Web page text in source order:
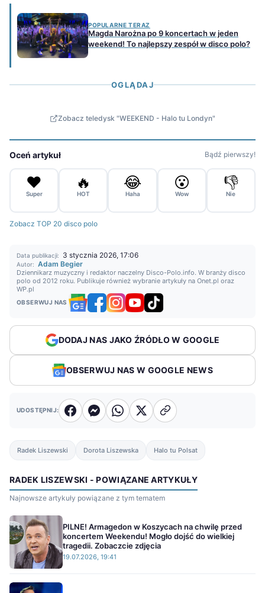
POPULARNE TERAZ
Magda Narożna po 9 koncertach w jeden
weekend! To najlepszy zespół w disco polo?
OGLĄDAJ
Zobacz teledysk "WEEKEND - Halo tu Londyn"
Oceń artykuł Bądź pierwszy!
❤️
Super
🔥
HOT
😂
Haha
😮
Wow
👎
Nie
Zobacz TOP 20 disco polo
Data publikacji: 3 stycznia 2026, 17:06
Autor: Adam Begier
Dziennikarz muzyczny i redaktor naczelny Disco-Polo.info. W branży disco
polo od 2012 roku. Publikuje również wybranie artykuły na Onet.pl oraz
WP.pl
OBSERWUJ NAS
DODAJ NAS JAKO ŹRÓDŁO W GOOGLE
OBSERWUJ NAS W GOOGLE NEWS
UDOSTĘPNIJ:
Radek Liszewski Dorota Liszewska Halo tu Polsat
RADEK LISZEWSKI - POWIĄZANE ARTYKUŁY
Najnowsze artykuły powiązane z tym tematem
PILNE! Armagedon w Koszycach na chwilę przed
koncertem Weekendu! Mogło dojść do wielkiej
tragedii. Zobaczcie zdjęcia
19.07.2026, 19:41